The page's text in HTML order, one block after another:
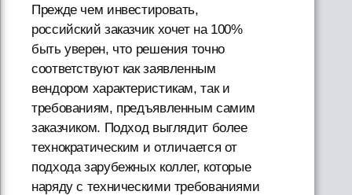
Прежде чем инвестировать,
российский заказчик хочет на 100%
быть уверен, что решения точно
соответствуют как заявленным
вендором характеристикам, так и
требованиям, предъявленным самим
заказчиком. Подход выглядит более
технократическим и отличается от
подхода зарубежных коллег, которые
наряду с техническими требованиями